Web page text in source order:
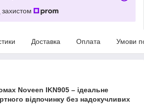
Доставка Оплата Умови
Noveen IKN905 – ідеальне
відпочинку без надокучливих